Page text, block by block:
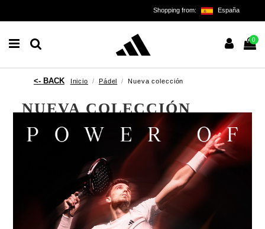
Shopping from: España
0
Inicio Pádel Nueva colección
NUEVA COLECCIÓN